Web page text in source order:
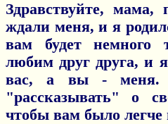
Здравствуйте,
ждали меня, и я
вам будет немного
любим друг друга, и
вас, а вы - меня.
"рассказывать" о
чтобы вам было